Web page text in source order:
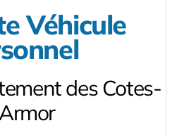
Véhicule
des Cotes-